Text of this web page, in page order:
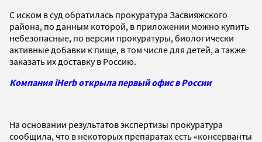
С иском в суд обратилась прокуратура Засвияжского
района, по данным которой, в приложении можно купить
небезопасные, по версии прокуратуры, биологически
активные добавки к пище, в том числе для детей, а также
заказать их доставку в Россию.
Компания iHerb открыла первый офис в России
На основании результатов экспертизы прокуратура
сообщила, что в некоторых препаратах есть «консерванты